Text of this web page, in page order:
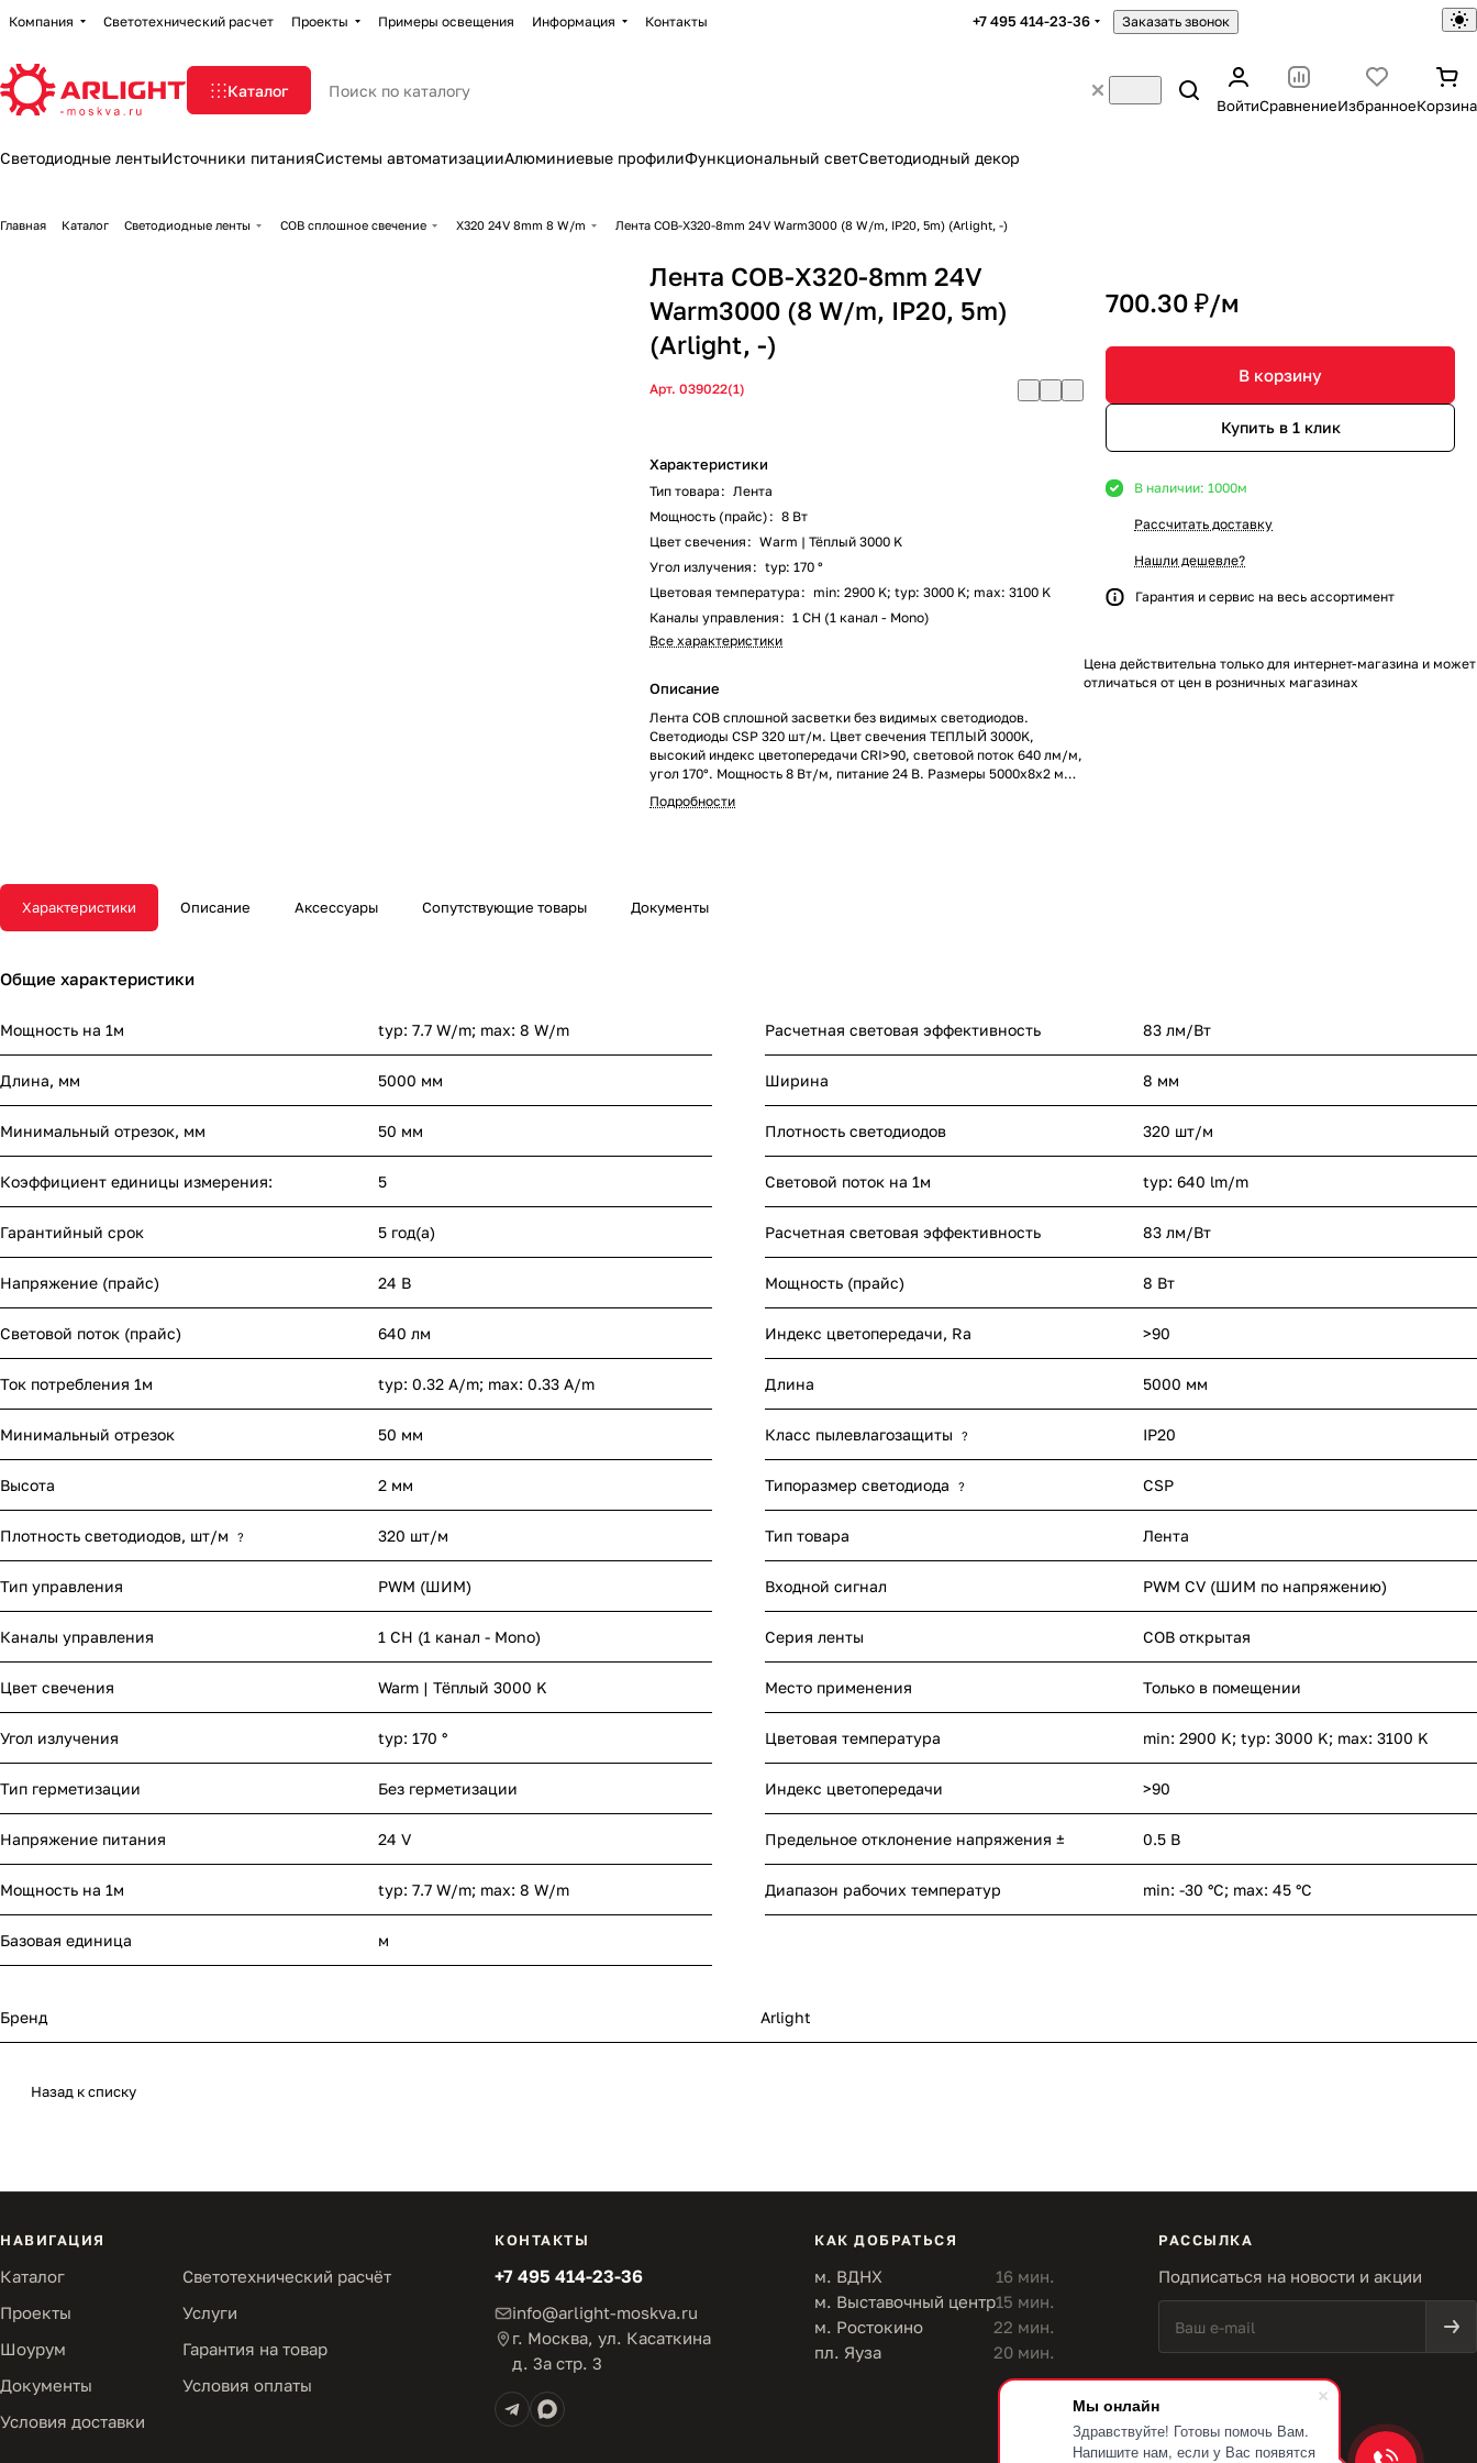
Мы онлайн
Здравствуйте! Готовы помочь Вам.
Напишите нам, если у Вас появятся
Компания Светотехнический расчет Проекты Примеры освещения Информация Контакты +7 495 414-23-36 Заказать звонок
Каталог
ВойтиСравнениеИзбранноеКорзина
Светодиодные лентыИсточники питанияСистемы автоматизацииАлюминиевые профилиФункциональный светСветодиодный декор
Главная Каталог Светодиодные ленты COB сплошное свечение X320 24V 8mm 8 W/m Лента COB-X320-8mm 24V Warm3000 (8 W/m, IP20, 5m) (Arlight, -)
Лента COB-X320-8mm 24V
Warm3000 (8 W/m, IP20, 5m)
(Arlight, -)
Арт.039022(1)
Характеристики
Тип товара : Лента
Мощность (прайс) : 8 Вт
Цвет свечения : Warm | Тёплый 3000 K
Угол излучения : typ: 170 °
Цветовая температура : min: 2900 K; typ: 3000 K; max: 3100 K
Каналы управления : 1 CH (1 канал - Mono)
Все характеристики
Описание
Лента COB сплошной засветки без видимых светодиодов.
Светодиоды CSP 320 шт/м. Цвет свечения ТЕПЛЫЙ 3000K,
высокий индекс цветопередачи CRI>90, световой поток 640 лм/м,
угол 170°. Мощность 8 Вт/м, питание 24 В. Размеры 5000х8х2 мм.
Мин.отрезок 50 мм. Скотч 3М для установки. Пакет 5м. Цена за
1м. Гарантия 3 года. Обязательна установка на профиль.
Подробности
700.30 ₽/м
В корзину
Купить в 1 клик
В наличии: 1000м
Рассчитать доставку
Нашли дешевле?
Гарантия и сервис на весь ассортимент
Цена действительна только для интернет-магазина и может
отличаться от цен в розничных магазинах
Характеристики Описание Аксессуары Сопутствующие товары Документы
Общие характеристики
Мощность на 1м typ: 7.7 W/m; max: 8 W/m Расчетная световая эффективность 83 лм/Вт
Длина, мм 5000 мм Ширина 8 мм
Минимальный отрезок, мм 50 мм Плотность светодиодов 320 шт/м
Коэффициент единицы измерения: 5 Световой поток на 1м typ: 640 lm/m
Гарантийный срок 5 год(а) Расчетная световая эффективность 83 лм/Вт
Напряжение (прайс) 24 В Мощность (прайс) 8 Вт
Световой поток (прайс) 640 лм Индекс цветопередачи, Ra >90
Ток потребления 1м typ: 0.32 A/m; max: 0.33 A/m Длина 5000 мм
Минимальный отрезок 50 мм Класс пылевлагозащиты ? IP20
Высота 2 мм Типоразмер светодиода ? CSP
Плотность светодиодов, шт/м ? 320 шт/м Тип товара Лента
Тип управления PWM (ШИМ) Входной сигнал PWM СV (ШИМ по напряжению)
Каналы управления 1 CH (1 канал - Mono) Серия ленты COB открытая
Цвет свечения Warm | Тёплый 3000 K Место применения Только в помещении
Угол излучения typ: 170 ° Цветовая температура min: 2900 K; typ: 3000 K; max: 3100 K
Тип герметизации Без герметизации Индекс цветопередачи >90
Напряжение питания 24 V Предельное отклонение напряжения ± 0.5 В
Мощность на 1м typ: 7.7 W/m; max: 8 W/m Диапазон рабочих температур min: -30 °C; max: 45 °C
Базовая единица м
Бренд Arlight
Назад к списку
НАВИГАЦИЯ
Каталог
Светотехнический расчёт
Проекты
Услуги
Шоурум
Гарантия на товар
Документы
Условия оплаты
Условия доставки
КОНТАКТЫ
+7 495 414-23-36
info@arlight-moskva.ru
г. Москва, ул. Касаткина
д. 3а стр. 3
КАК ДОБРАТЬСЯ
м. ВДНХ
16 мин.
м. Выставочный центр15 мин.
м. Ростокино
22 мин.
пл. Яуза
20 мин.
РАССЫЛКА
Подписаться на новости и акции